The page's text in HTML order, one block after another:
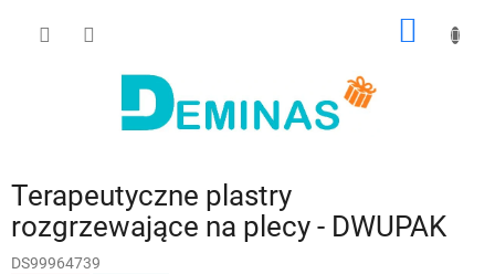
Terapeutyczne plastry
rozgrzewające na plecy - DWUPAK
DS99964739